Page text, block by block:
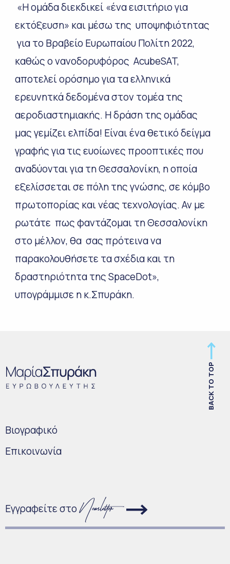
«Η ομάδα διεκδικεί «ένα εισιτήριο για
εκτόξευση» και μέσω της υποψηφιότητας
για το Βραβείο Ευρωπαίου Πολίτη 2022,
καθώς ο νανοδορυφόρος AcubeSAT,
αποτελεί ορόσημο για τα ελληνικά
ερευνητκά δεδομένα στον τομέα της
αεροδιαστημιακής. Η δράση της ομάδας
μας γεμίζει ελπίδα! Είναι ένα θετικό δείγμα
γραφής για τις ευοίωνες προοπτικές που
αναδύονται για τη Θεσσαλονίκη, η οποία
εξελίσσεται σε πόλη της γνώσης, σε κόμβο
πρωτοπορίας και νέας τεχνολογίας. Αν με
ρωτάτε πως φαντάζομαι τη Θεσσαλονίκη
στο μέλλον, θα σας πρότεινα να
παρακολουθήσετε τα σχέδια και τη
δραστηριότητα της SpaceDot»,
υπογράμμισε η κ.Σπυράκη.
BACK TO TOP
Bιογραφικό
Επικοινωνία
Εγγραφείτε στο